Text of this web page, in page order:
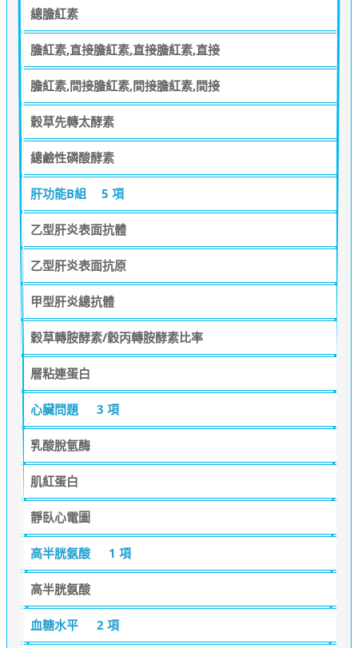
總膽紅素
膽紅素,直接膽紅素,直接膽紅素,直接
膽紅素,間接膽紅素,間接膽紅素,間接
穀草先轉太酵素
總鹼性磷酸酵素
肝功能B組 5 項
乙型肝炎表面抗體
乙型肝炎表面抗原
甲型肝炎總抗體
穀草轉胺酵素/穀丙轉胺酵素比率
層粘連蛋白
心臟問題 3 項
乳酸脫氫酶
肌紅蛋白
靜臥心電圖
高半胱氨酸 1 項
高半胱氨酸
血糖水平 2 項